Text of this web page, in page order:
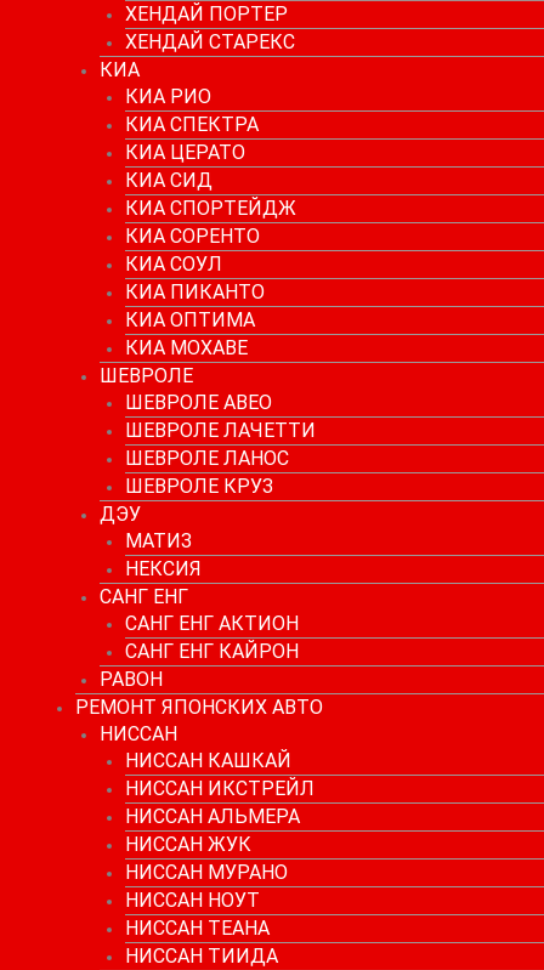
ХЕНДАЙ ПОРТЕР
ХЕНДАЙ СТАРЕКС
КИА
КИА РИО
КИА СПЕКТРА
КИА ЦЕРАТО
КИА СИД
КИА СПОРТЕЙДЖ
КИА СОРЕНТО
КИА СОУЛ
КИА ПИКАНТО
КИА ОПТИМА
КИА МОХАВЕ
ШЕВРОЛЕ
ШЕВРОЛЕ АВЕО
ШЕВРОЛЕ ЛАЧЕТТИ
ШЕВРОЛЕ ЛАНОС
ШЕВРОЛЕ КРУЗ
ДЭУ
МАТИЗ
НЕКСИЯ
САНГ ЕНГ
САНГ ЕНГ АКТИОН
САНГ ЕНГ КАЙРОН
РАВОН
РЕМОНТ ЯПОНСКИХ АВТО
НИССАН
НИССАН КАШКАЙ
НИССАН ИКСТРЕЙЛ
НИССАН АЛЬМЕРА
НИССАН ЖУК
НИССАН МУРАНО
НИССАН НОУТ
НИССАН ТЕАНА
НИССАН ТИИДА